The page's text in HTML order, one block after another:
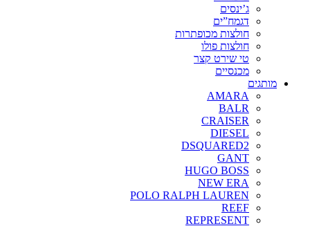
ג’ינסים
דגמח”ים
חולצות מכופתרות
חולצות פולו
טי שירט קצר
מכנסיים
מותגים
AMARA
BALR
CRAISER
DIESEL
DSQUARED2
GANT
HUGO BOSS
NEW ERA
POLO RALPH LAUREN
REEF
REPRESENT